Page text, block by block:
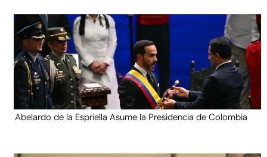
Abelardo de la Espriella Asume la Presidencia de Colombia